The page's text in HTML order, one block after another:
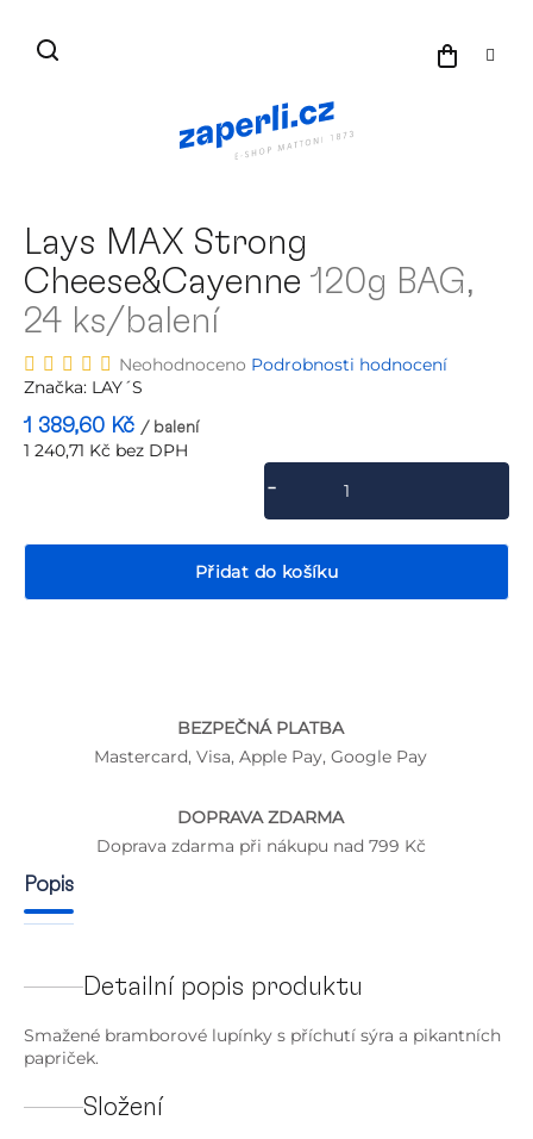
obsah
Lays MAX Strong
Cheese&Cayenne 120g BAG,
24 ks/balení
Průměrné
hodnocení
je
0,0
Neohodnoceno Podrobnosti hodnocení
Značka: LAY´S
1 389,60 Kč / balení
1 240,71 Kč bez DPH
Přidat do košíku
BEZPEČNÁ PLATBA
Mastercard, Visa, Apple Pay, Google Pay
DOPRAVA ZDARMA
Doprava zdarma při nákupu nad 799 Kč
Popis
Detailní popis produktu
Smažené bramborové lupínky s příchutí sýra a pikantních
papriček.
Složení